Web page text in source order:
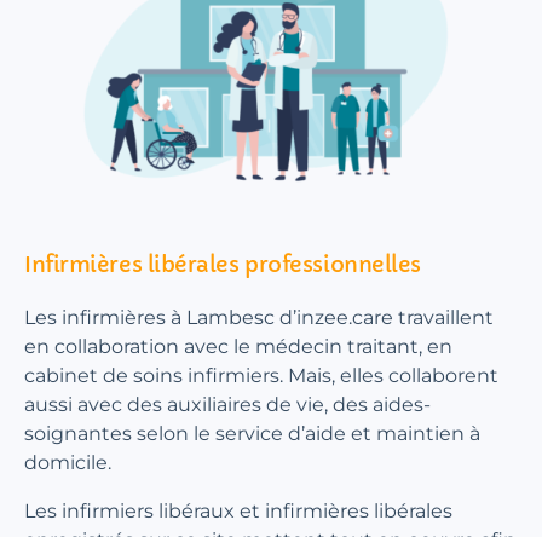
Infirmières libérales professionnelles
Les infirmières à Lambesc d’inzee.care travaillent
en collaboration avec le médecin traitant, en
cabinet de soins infirmiers. Mais, elles collaborent
aussi avec des auxiliaires de vie, des aides-
soignantes selon le service d’aide et maintien à
domicile.
Les infirmiers libéraux et infirmières libérales